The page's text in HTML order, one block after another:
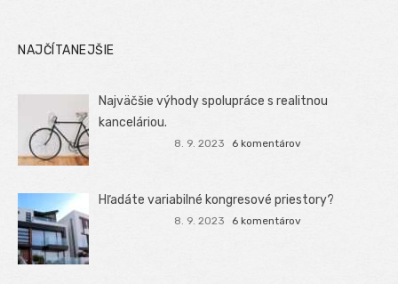
NAJČÍTANEJŠIE
Najväčšie výhody spolupráce s realitnou
kanceláriou.
8. 9. 2023 6 komentárov
Hľadáte variabilné kongresové priestory?
8. 9. 2023 6 komentárov